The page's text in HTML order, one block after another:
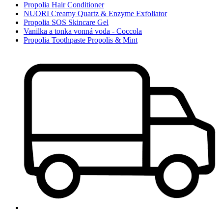
Propolia Hair Conditioner
NUORI Creamy Quartz & Enzyme Exfoliator
Propolia SOS Skincare Gel
Vanilka a tonka vonná voda - Coccola
Propolia Toothpaste Propolis & Mint